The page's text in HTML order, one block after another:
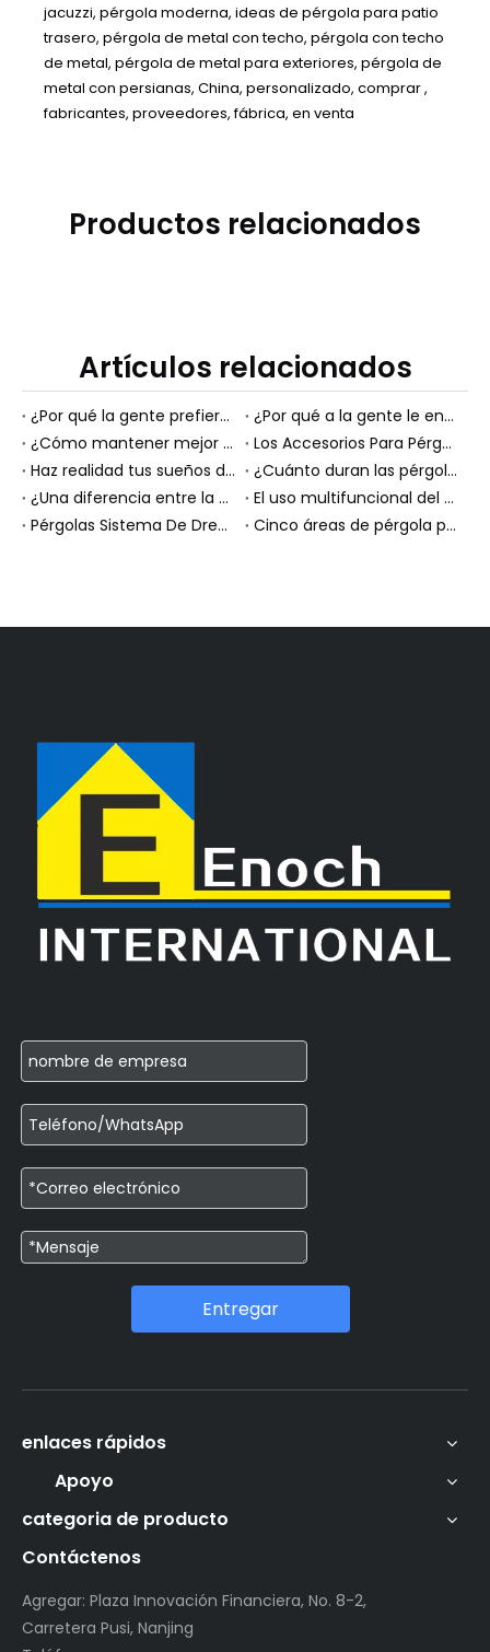
jacuzzi, pérgola moderna, ideas de pérgola para patio
trasero, pérgola de metal con techo, pérgola con techo
de metal, pérgola de metal para exteriores, pérgola de
metal con persianas, China, personalizado, comprar ,
fabricantes, proveedores, fábrica, en venta
Productos relacionados
Artículos relacionados
¿Por qué la gente prefiere las pérgolas a los solarios?
¿Por qué a la gente le encantan las pérgolas en el jardín?
¿Cómo mantener mejor una pérgola de aluminio?
Los Accesorios Para Pérgolas Maximizan El Confort Y La Seguridad.
Haz realidad tus sueños de estar al aire libre
¿Cuánto duran las pérgolas metálicas?
¿Una diferencia entre la pérgola de aluminio y la pérgola de metal?
El uso multifuncional del área de entretenimiento cubierta al aire libre
Pérgolas Sistema De Drenaje De Agua Incorporado
Cinco áreas de pérgola para conocer mejor
Entregar
enlaces rápidos
Apoyo
categoria de producto
Contáctenos
Agregar: Plaza Innovación Financiera, No. 8-2,
Carretera Pusi, Nanjing